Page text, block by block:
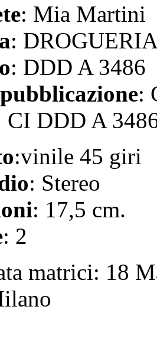
: Mia Martini
:
: DDD A 3486
:
CI DDD A
:vinile 45 giri
: Stereo
: 17,5 cm.
: 2
matrici: 18